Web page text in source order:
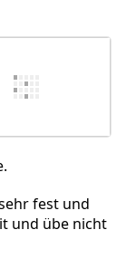
fest und
und übe nicht